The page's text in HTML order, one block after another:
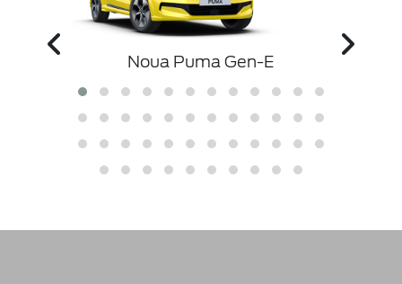
Noua Puma Gen-E